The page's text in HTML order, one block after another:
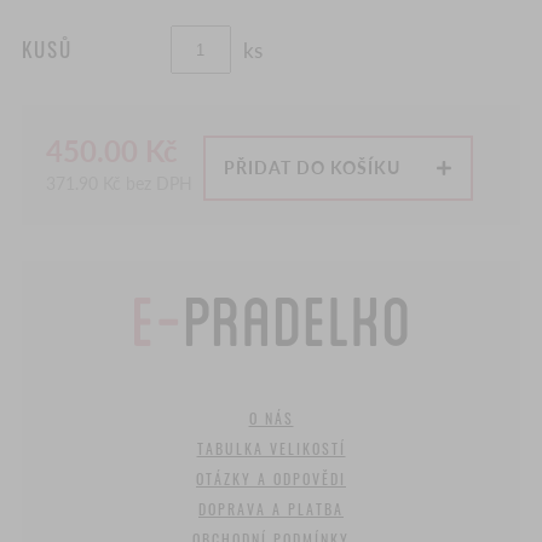
KUSŮ ks
PŘIDAT DO KOŠÍKU
O NÁS
TABULKA VELIKOSTÍ
OTÁZKY A ODPOVĚDI
DOPRAVA A PLATBA